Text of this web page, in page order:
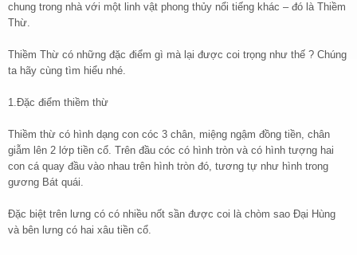
chung trong nhà với một linh vật phong thủy nổi tiếng khác – đó là Thiềm
Thừ.
Thiềm Thừ có những đặc điểm gì mà lại được coi trọng như thế ? Chúng
ta hãy cùng tìm hiểu nhé.
1.Đặc điểm thiềm thừ
Thiềm thừ có hình dạng con cóc 3 chân, miệng ngậm đồng tiền, chân
giẫm lên 2 lớp tiền cổ. Trên đầu cóc có hình tròn và có hình tượng hai
con cá quay đầu vào nhau trên hình tròn đó, tương tự như hình trong
gương Bát quái.
Đặc biệt trên lưng có có nhiều nốt sần được coi là chòm sao Đại Hùng
và bên lưng có hai xâu tiền cổ.